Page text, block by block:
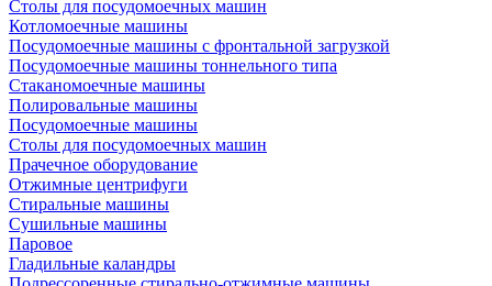
Столы для посудомоечных машин
Котломоечные машины
Посудомоечные машины с фронтальной загрузкой
Посудомоечные машины тоннельного типа
Стаканомоечные машины
Полировальные машины
Посудомоечные машины
Столы для посудомоечных машин
Прачечное оборудование
Отжимные центрифуги
Стиральные машины
Сушильные машины
Паровое
Гладильные каландры